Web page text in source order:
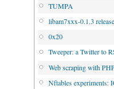
TUMPA
libam7xxx-0.1.3
0x20
Tweeper: a Twitter to
Web scraping with
Nftables experiments: